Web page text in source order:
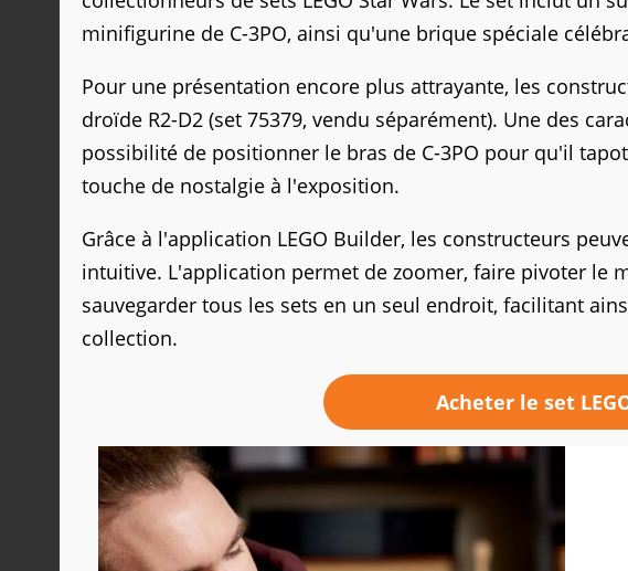
minifigurine de C-3PO, ainsi qu'une brique spéciale
Pour une présentation encore plus attrayante, les
droïde R2-D2 (set 75379, vendu séparément). Une des
possibilité de positionner le bras de C-3PO pour qu'il
touche de nostalgie à l'exposition.
Grâce à l'application LEGO Builder, les constructeurs
intuitive. L'application permet de zoomer, faire pivoter le
sauvegarder tous les sets en un seul endroit, facilitant
collection.
Acheter le set